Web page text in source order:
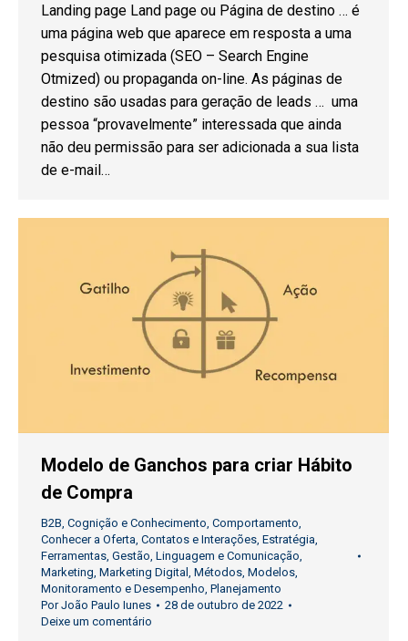
Landing page Land page ou Página de destino … é
uma página web que aparece em resposta a uma
pesquisa otimizada (SEO – Search Engine
Otmized) ou propaganda on-line. As páginas de
destino são usadas para geração de leads … uma
pessoa “provavelmente” interessada que ainda
não deu permissão para ser adicionada a sua lista
de e-mail…
Modelo de Ganchos para criar Hábito
de Compra
B2B, Cognição e Conhecimento, Comportamento,
Conhecer a Oferta, Contatos e Interações, Estratégia,
Ferramentas, Gestão, Linguagem e Comunicação,
Marketing, Marketing Digital , Métodos, Modelos,
Monitoramento e Desempenho, Planejamento
PorJoão Paulo Iunes
28 de outubro de 2022
Deixe um comentário